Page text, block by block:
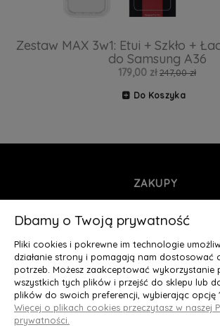
Zestaw MAX 3w1: Etui + Szkło +
do Samsung A36
179,00 zł 247,00 zł
Do Koszyka
ZAKUPY
INFORMACJE
MOJE KONTO
O NAS
Deluxury.pl
Dbamy o Twoją prywatność
Pliki cookies i pokrewne im technologie
działanie strony i pomagają nam dostosować
potrzeb. Możesz zaakceptować wykorzystanie
wszystkich tych plików i przejść do sklepu lub
plików do swoich preferencji, wybierając opcję
Więcej o plikach cookies przeczytasz w naszej
prywatności.